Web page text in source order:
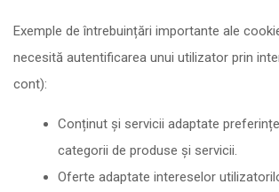
Exemple de întrebuințări importante ale
necesită autentificarea unui utilizator prin
cont):
Conținut și servicii adaptate
categorii de produse și servicii.
Oferte adaptate intereselor